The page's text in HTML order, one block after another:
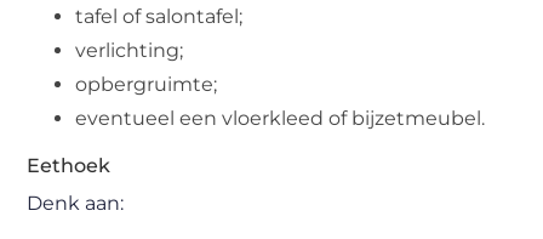
tafel of salontafel;
verlichting;
opbergruimte;
eventueel een vloerkleed of bijzetmeubel.
Eethoek
Denk aan: